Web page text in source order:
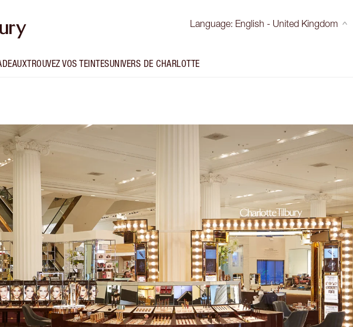
Language: English - United Kingdom
TROUVEZ VOS TEINTESUNIVERS DE CHARLOTTE